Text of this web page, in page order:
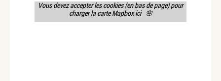
Vous devez accepter les cookies (en bas de page) pour
charger la carte Mapbox ici 🌸